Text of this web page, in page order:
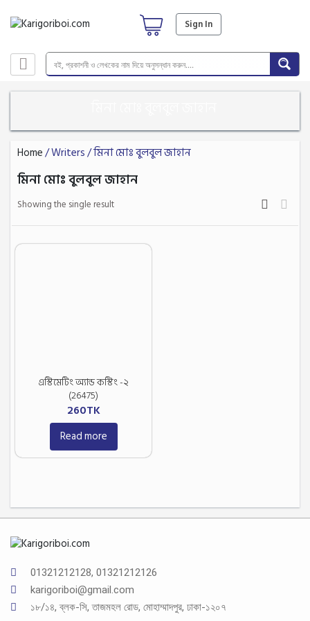
Sign In
Home/ Writers / মিনা মোঃ বুলবুল জাহান
মিনা মোঃ বুলবুল জাহান
Showing the single result
এস্টিমেটিং অ্যান্ড কস্টিং -২
(26475)
260TK
Read more
01321212128, 01321212126
karigoriboi@gmail.com
১৮/১৪, ব্লক-সি, তাজমহল রোড, মোহাম্মাদপুর, ঢাকা-১২০৭